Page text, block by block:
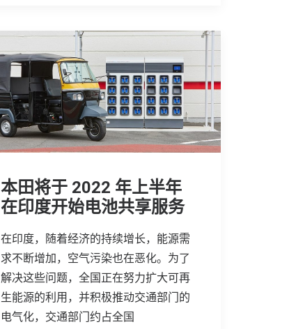
本田将于 2022 年上半年
在印度开始电池共享服务
在印度，随着经济的持续增长，能源需
求不断增加，空气污染也在恶化。为了
解决这些问题，全国正在努力扩大可再
生能源的利用，并积极推动交通部门的
电气化，交通部门约占全国